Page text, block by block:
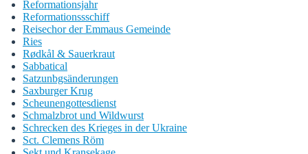
Reformationsjahr
Reformationssschiff
Reisechor der Emmaus Gemeinde
Ries
Rødkål & Sauerkraut
Sabbatical
Satzunbgsänderungen
Saxburger Krug
Scheunengottesdienst
Schmalzbrot und Wildwurst
Schrecken des Krieges in der Ukraine
Sct. Clemens Röm